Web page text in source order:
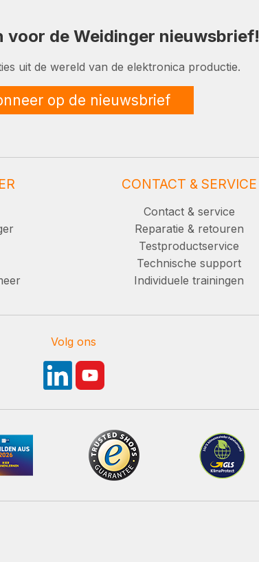
voor de Weidinger nieuwsbrief!
uit de wereld van de elektronica productie.
op de nieuwsbrief
CONTACT & SERVICE
Contact & service
Reparatie & retouren
Testproductservice
Technische support
Individuele trainingen
Volg ons